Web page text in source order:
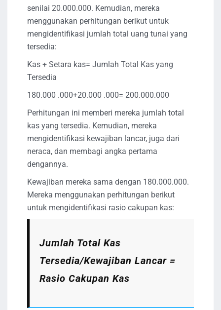
senilai 20.000.000. Kemudian, mereka
menggunakan perhitungan berikut untuk
mengidentifikasi jumlah total uang tunai yang
tersedia:
Kas + Setara kas= Jumlah Total Kas yang
Tersedia
180.000 .000+20.000 .000= 200.000.000
Perhitungan ini memberi mereka jumlah total
kas yang tersedia. Kemudian, mereka
mengidentifikasi kewajiban lancar, juga dari
neraca, dan membagi angka pertama
dengannya.
Kewajiban mereka sama dengan 180.000.000.
Mereka menggunakan perhitungan berikut
untuk mengidentifikasi rasio cakupan kas:
Jumlah Total Kas
Tersedia/Kewajiban Lancar =
Rasio Cakupan Kas